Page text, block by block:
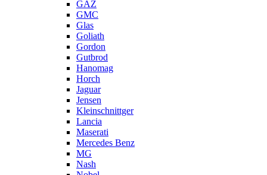
GAZ
GMC
Glas
Goliath
Gordon
Gutbrod
Hanomag
Horch
Jaguar
Jensen
Kleinschnittger
Lancia
Maserati
Mercedes Benz
MG
Nash